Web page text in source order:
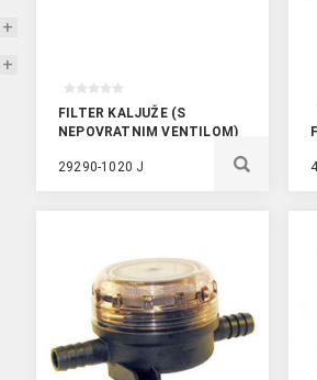
FILTER KALJUŽE (S
NEPOVRATNIM VENTILOM)
29290-1020 J